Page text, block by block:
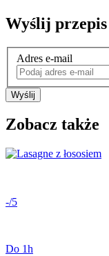
Wyślij przepis
Adres e-mail
Wyślij
Zobacz także
-/5
Do 1h